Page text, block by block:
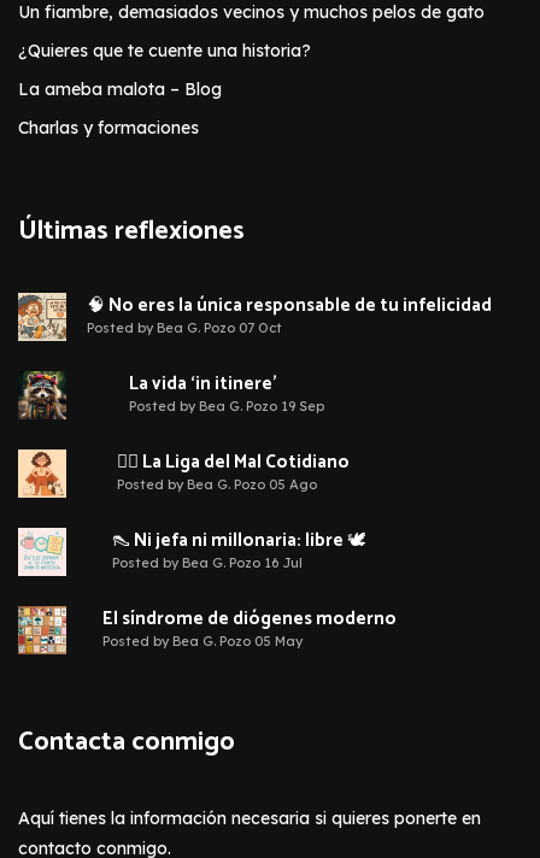
Un fiambre, demasiados vecinos y muchos pelos de gato
¿Quieres que te cuente una historia?
La ameba malota – Blog
Charlas y formaciones
Últimas reflexiones
🧠 No eres la única responsable de tu infelicidad
Posted by Bea G. Pozo 07 Oct
La vida ‘in itinere’
Posted by Bea G. Pozo 19 Sep
🦹‍♀️ La Liga del Mal Cotidiano
Posted by Bea G. Pozo 05 Ago
👠 Ni jefa ni millonaria: libre 🕊️
Posted by Bea G. Pozo 16 Jul
El síndrome de diógenes moderno
Posted by Bea G. Pozo 05 May
Contacta conmigo
Aquí tienes la información necesaria si quieres ponerte en
contacto conmigo.